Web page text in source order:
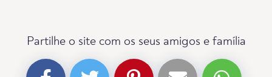
Partilhe o site com os seus amigos e família